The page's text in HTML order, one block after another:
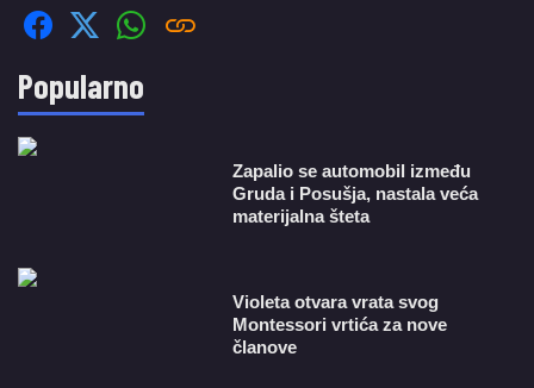
Popularno
Zapalio se automobil između
Gruda i Posušja, nastala veća
materijalna šteta
Violeta otvara vrata svog
Montessori vrtića za nove
članove